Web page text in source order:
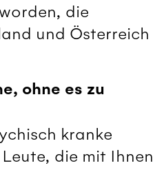
die
und Österreich
ohne es zu
kranke
die mit Ihnen